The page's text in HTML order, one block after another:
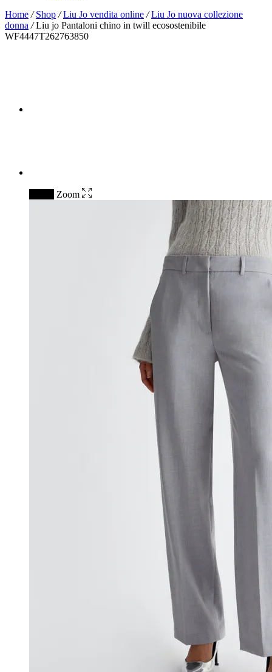
Home / Shop / Liu Jo vendita online / Liu Jo nuova collezione
donna /Liu jo Pantaloni chino in twill ecosostenibile
WF4447T262763850
Zoom